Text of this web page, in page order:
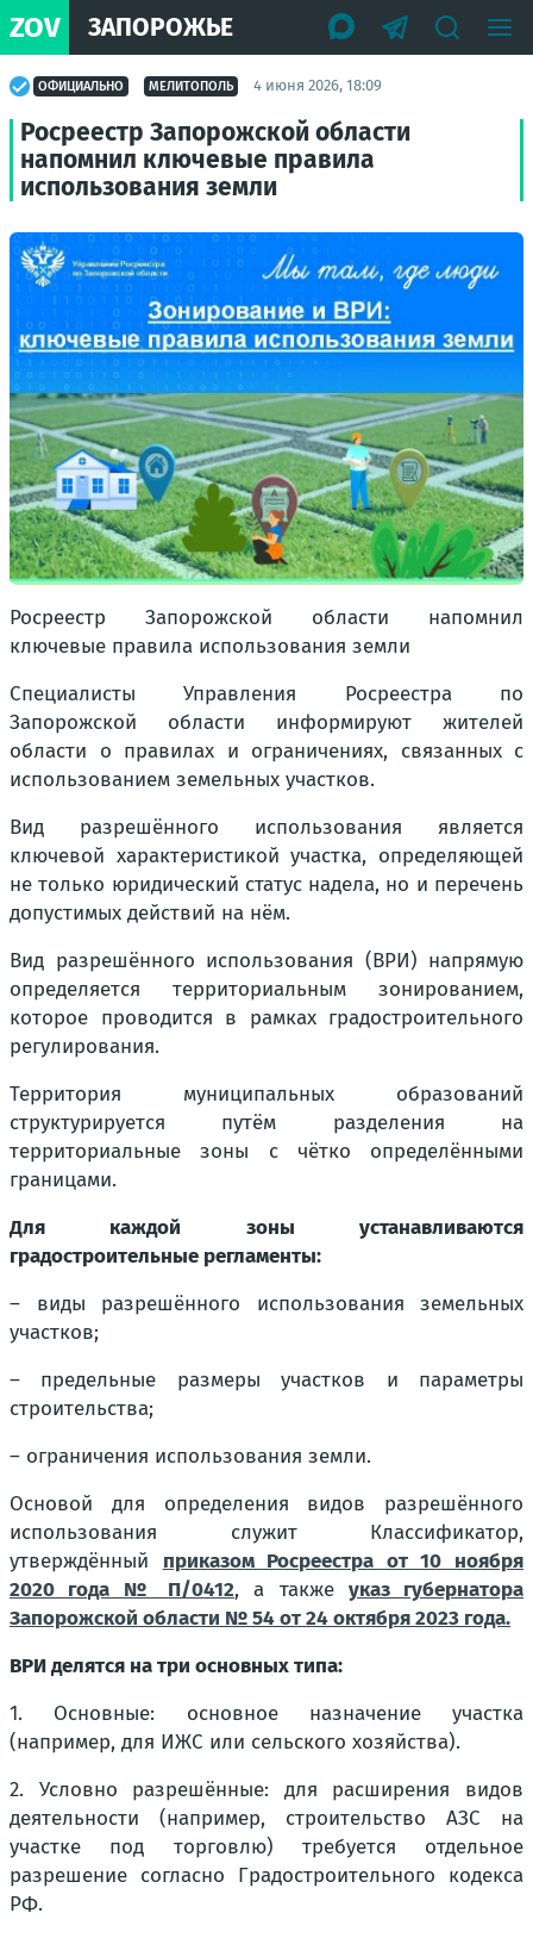
ZOV ЗАПОРОЖЬЕ
ОФИЦИАЛЬНО МЕЛИТОПОЛЬ 4 июня 2026, 18:09
Росреестр Запорожской области
напомнил ключевые правила
использования земли
Росреестр Запорожской области напомнил
ключевые правила использования земли
Специалисты Управления Росреестра по
Запорожской области информируют жителей
области о правилах и ограничениях, связанных с
использованием земельных участков.
Вид разрешённого использования является
ключевой характеристикой участка, определяющей
не только юридический статус надела, но и перечень
допустимых действий на нём.
Вид разрешённого использования (ВРИ) напрямую
определяется территориальным зонированием,
которое проводится в рамках градостроительного
регулирования.
Территория муниципальных образований
структурируется путём разделения на
территориальные зоны с чётко определёнными
границами.
Для каждой зоны устанавливаются
градостроительные регламенты:
– виды разрешённого использования земельных
участков;
– предельные размеры участков и параметры
строительства;
– ограничения использования земли.
Основой для определения видов разрешённого
использования служит Классификатор,
утверждённый приказом Росреестра от 10 ноября
2020 года № П/0412, а также указ губернатора
Запорожской области № 54 от 24 октября 2023 года.
ВРИ делятся на три основных типа:
1. Основные: основное назначение участка
(например, для ИЖС или сельского хозяйства).
2. Условно разрешённые: для расширения видов
деятельности (например, строительство АЗС на
участке под торговлю) требуется отдельное
разрешение согласно Градостроительного кодекса
РФ.